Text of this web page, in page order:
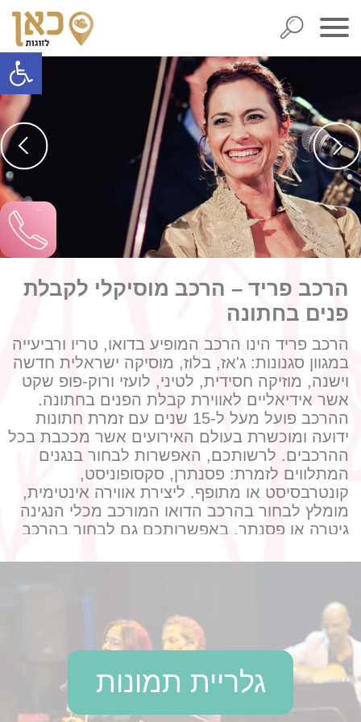
פתח
הרכב פריד – הרכב מוסיקלי לקבלת
פנים בחתונה
הרכב פריד הינו הרכב המופיע בדואו, טריו ורביעייה
במגוון סגנונות: ג'אז, בלוז, מוסיקה ישראלית חדשה
וישנה, מוזיקה חסידית, לטיני, לועזי ורוק-פופ שקט
אשר אידיאליים לאווירת קבלת הפנים בחתונה.
ההרכב פועל מעל ל-15 שנים עם זמרת חתונות
ידועה ומוכשרת בעולם האירועים אשר מככבת בכל
ההרכבים. לרשותכם, האפשרות לבחור בנגנים
המתלווים לזמרת: פסנתרן, סקסופוניסט,
קונטרבסיסט או מתופף. ליצירת אווירה אינטימית,
מומלץ לבחור בהרכב הדואו המורכב מכלי הנגינה
גיטרה או פסנתר. באפשרותכם גם לבחור בהרכב
בלוז, מוסיקה ישראלית חדשה וישנה, לטיני, לועזי
ושלושה נגנים: פסנתרן, סקסופוניסט ומתופף. הרכב
היוצר אווירה חגיגית במיטבה בעל סטייל ניו-יורקי עם
אופציה לסגנון שנות ה-60 וה-70. מתאים במיוחד
לאירוע חתונה מלא לקבלת הפנים, לסלואו, חופה
ועד למסיבת ריקודים המדליקה. ההרכב "המלא"
מורכב מזמרת וכל הנגנים: פסנתרן, סקסופוניסט,
קונטרבסיסט ומתופף אשר מופיע בסגנון מגוון
גלריית תמונות